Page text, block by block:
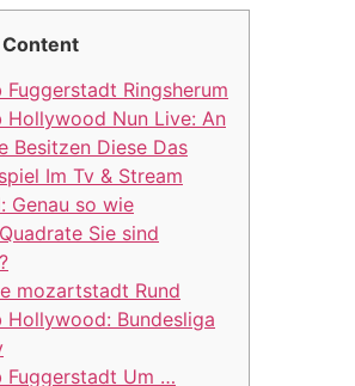
Content
Fuggerstadt Ringsherum
Hollywood Nun Live: An
Besitzen Diese Das
Im Tv & Stream
Genau so wie
Sie sind
mozartstadt Rund
Hollywood: Bundesliga
Fuggerstadt Um …